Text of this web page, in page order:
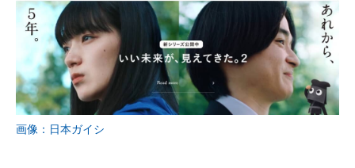
画像：日本ガイシ